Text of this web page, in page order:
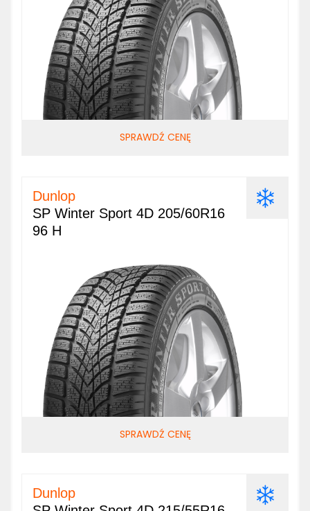
SPRAWDŹ CENĘ
Dunlop
SP Winter Sport 4D 205/60R16
96 H
SPRAWDŹ CENĘ
Dunlop